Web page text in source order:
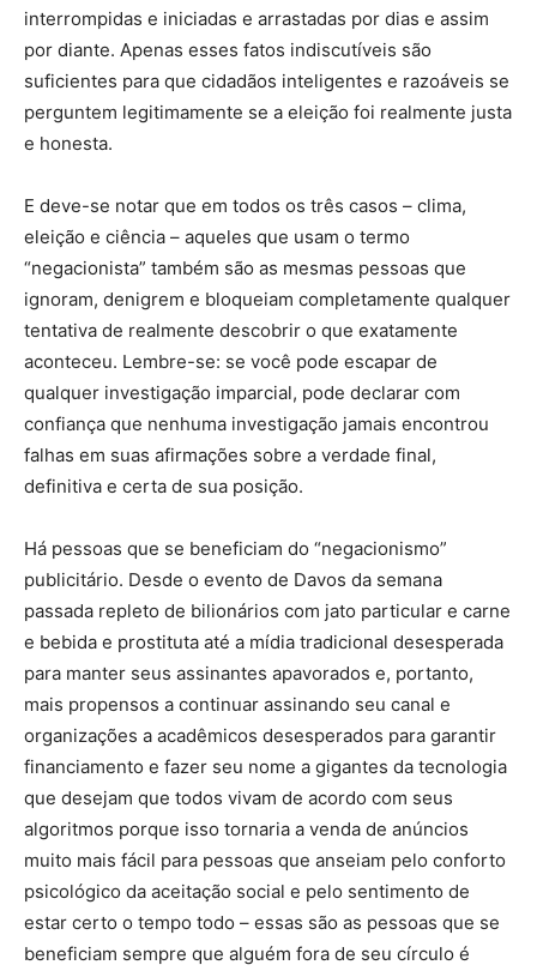
interrompidas e iniciadas e arrastadas por dias e assim
por diante. Apenas esses fatos indiscutíveis são
suficientes para que cidadãos inteligentes e razoáveis ​​se
perguntem legitimamente se a eleição foi realmente justa
e honesta.
E deve-se notar que em todos os três casos – clima,
eleição e ciência – aqueles que usam o termo
“negacionista” também são as mesmas pessoas que
ignoram, denigrem e bloqueiam completamente qualquer
tentativa de realmente descobrir o que exatamente
aconteceu. Lembre-se: se você pode escapar de
qualquer investigação imparcial, pode declarar com
confiança que nenhuma investigação jamais encontrou
falhas em suas afirmações sobre a verdade final,
definitiva e certa de sua posição.
Há pessoas que se beneficiam do “negacionismo”
publicitário. Desde o evento de Davos da semana
passada repleto de bilionários com jato particular e carne
e bebida e prostituta até a mídia tradicional desesperada
para manter seus assinantes apavorados e, portanto,
mais propensos a continuar assinando seu canal e
organizações a acadêmicos desesperados para garantir
financiamento e fazer seu nome a gigantes da tecnologia
que desejam que todos vivam de acordo com seus
algoritmos porque isso tornaria a venda de anúncios
muito mais fácil para pessoas que anseiam pelo conforto
psicológico da aceitação social e pelo sentimento de
estar certo o tempo todo – essas são as pessoas que se
beneficiam sempre que alguém fora de seu círculo é